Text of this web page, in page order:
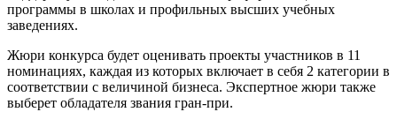
программы в школах и профильных высших учебных
заведениях.
Жюри конкурса будет оценивать проекты участников в 11
номинациях, каждая из которых включает в себя 2 категории в
соответствии с величиной бизнеса. Экспертное жюри также
выберет обладателя звания гран-при.